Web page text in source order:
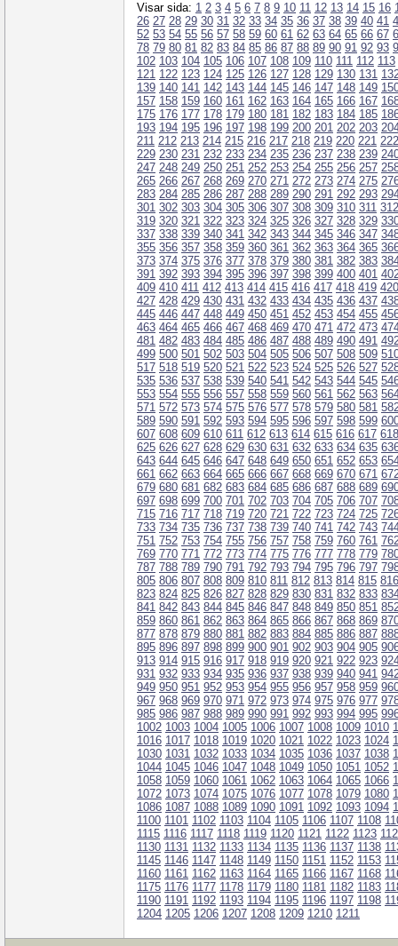
Visar sida: 1 2 3 4 5 6 7 8 9 10 11 12 13 14 15 16
26 27 28 29 30 31 32 33 34 35 36 37 38 39 40 41
52 53 54 55 56 57 58 59 60 61 62 63 64 65 66 67
78 79 80 81 82 83 84 85 86 87 88 89 90 91 92 93
102 103 104 105 106 107 108 109 110 111 112 113
121 122 123 124 125 126 127 128 129 130 131
139 140 141 142 143 144 145 146 147 148 149
157 158 159 160 161 162 163 164 165 166 167
175 176 177 178 179 180 181 182 183 184 185
193 194 195 196 197 198 199 200 201 202 203
211 212 213 214 215 216 217 218 219 220 221 222
229 230 231 232 233 234 235 236 237 238 239
247 248 249 250 251 252 253 254 255 256 257
265 266 267 268 269 270 271 272 273 274 275
283 284 285 286 287 288 289 290 291 292 293
301 302 303 304 305 306 307 308 309 310 311 312
319 320 321 322 323 324 325 326 327 328 329
337 338 339 340 341 342 343 344 345 346 347
355 356 357 358 359 360 361 362 363 364 365
373 374 375 376 377 378 379 380 381 382 383
391 392 393 394 395 396 397 398 399 400 401
409 410 411 412 413 414 415 416 417 418 419 420
427 428 429 430 431 432 433 434 435 436 437
445 446 447 448 449 450 451 452 453 454 455
463 464 465 466 467 468 469 470 471 472 473
481 482 483 484 485 486 487 488 489 490 491
499 500 501 502 503 504 505 506 507 508 509
517 518 519 520 521 522 523 524 525 526 527
535 536 537 538 539 540 541 542 543 544 545
553 554 555 556 557 558 559 560 561 562 563
571 572 573 574 575 576 577 578 579 580 581
589 590 591 592 593 594 595 596 597 598 599
607 608 609 610 611 612 613 614 615 616 617 618
625 626 627 628 629 630 631 632 633 634 635
643 644 645 646 647 648 649 650 651 652 653
661 662 663 664 665 666 667 668 669 670 671
679 680 681 682 683 684 685 686 687 688 689
697 698 699 700 701 702 703 704 705 706 707
715 716 717 718 719 720 721 722 723 724 725
733 734 735 736 737 738 739 740 741 742 743
751 752 753 754 755 756 757 758 759 760 761
769 770 771 772 773 774 775 776 777 778 779
787 788 789 790 791 792 793 794 795 796 797
805 806 807 808 809 810 811 812 813 814 815 816
823 824 825 826 827 828 829 830 831 832 833
841 842 843 844 845 846 847 848 849 850 851
859 860 861 862 863 864 865 866 867 868 869
877 878 879 880 881 882 883 884 885 886 887
895 896 897 898 899 900 901 902 903 904 905
913 914 915 916 917 918 919 920 921 922 923
931 932 933 934 935 936 937 938 939 940 941
949 950 951 952 953 954 955 956 957 958 959
967 968 969 970 971 972 973 974 975 976 977
985 986 987 988 989 990 991 992 993 994 995
1002 1003 1004 1005 1006 1007 1008 1009 1010
1016 1017 1018 1019 1020 1021 1022 1023 1024
1030 1031 1032 1033 1034 1035 1036 1037 1038
1044 1045 1046 1047 1048 1049 1050 1051 1052
1058 1059 1060 1061 1062 1063 1064 1065 1066
1072 1073 1074 1075 1076 1077 1078 1079 1080
1086 1087 1088 1089 1090 1091 1092 1093 1094
1100 1101 1102 1103 1104 1105 1106 1107 1108
1115 1116 1117 1118 1119 1120 1121 1122 1123
1130 1131 1132 1133 1134 1135 1136 1137 1138
1145 1146 1147 1148 1149 1150 1151 1152 1153
1160 1161 1162 1163 1164 1165 1166 1167 1168
1175 1176 1177 1178 1179 1180 1181 1182 1183
1190 1191 1192 1193 1194 1195 1196 1197 1198
1204 1205 1206 1207 1208 1209 1210 1211